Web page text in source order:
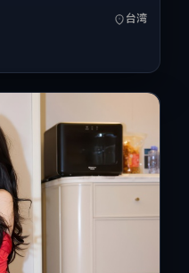
有度。
台湾